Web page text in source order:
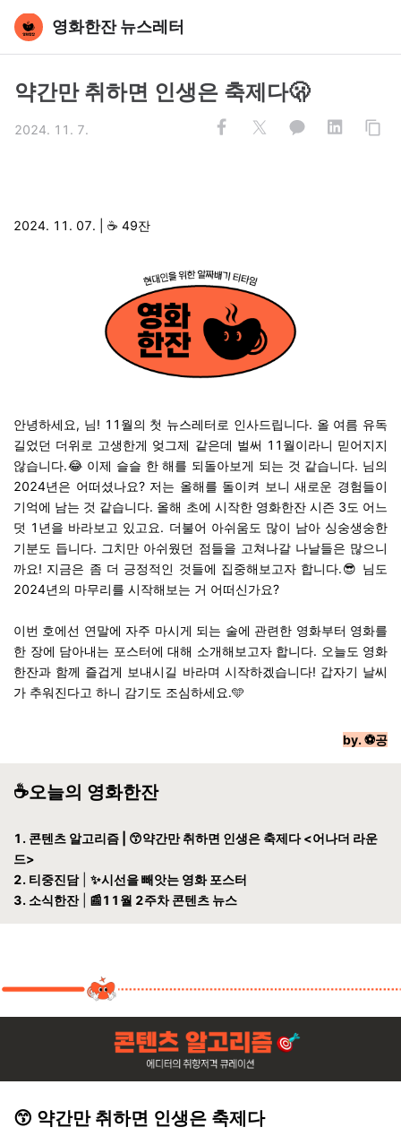
영화한잔 뉴스레터
약간만 취하면 인생은 축제다🫢
2024. 11. 7.
2024. 11. 07. | ☕️ 49잔
안녕하세요, 님! 11월의 첫 뉴스레터로 인사드립니다. 올 여름 유독
길었던 더위로 고생한게 엊그제 같은데 벌써 11월이라니 믿어지지
않습니다.😂 이제 슬슬 한 해를 되돌아보게 되는 것 같습니다. 님의
2024년은 어떠셨나요? 저는 올해를 돌이켜 보니 새로운 경험들이
기억에 남는 것 같습니다. 올해 초에 시작한 영화한잔 시즌 3도 어느
덧 1년을 바라보고 있고요. 더불어 아쉬움도 많이 남아 싱숭생숭한
기분도 듭니다. 그치만 아쉬웠던 점들을 고쳐나갈 나날들은 많으니
까요! 지금은 좀 더 긍정적인 것들에 집중해보고자 합니다.😎 님도
2024년의 마무리를 시작해보는 거 어떠신가요?
이번 호에선 연말에 자주 마시게 되는 술에 관련한 영화부터 영화를
한 장에 담아내는 포스터에 대해 소개해보고자 합니다. 오늘도 영화
한잔과 함께 즐겁게 보내시길 바라며 시작하겠습니다! 갑자기 날씨
가 추워진다고 하니 감기도 조심하세요.🩵
by.⚽️공
☕️오늘의 영화한잔
1. 콘텐츠 알고리즘 | 😙약간만 취하면 인생은 축제다<어나더 라운
드>
2. 티중진담| ✨시선을 빼앗는 영화 포스터
3. 소식한잔| 📰11월 2주차 콘텐츠 뉴스
😙 약간만 취하면 인생은 축제다